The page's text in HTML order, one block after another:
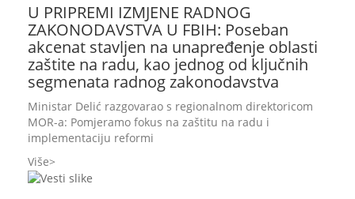
U PRIPREMI IZMJENE RADNOG
ZAKONODAVSTVA U FBIH: Poseban
akcenat stavljen na unapređenje oblasti
zaštite na radu, kao jednog od ključnih
segmenata radnog zakonodavstva
Ministar Delić razgovarao s regionalnom direktoricom
MOR-a: Pomjeramo fokus na zaštitu na radu i
implementaciju reformi
Više